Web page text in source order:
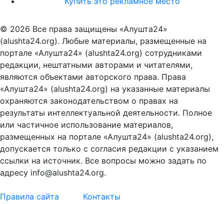
© 2026 Все права защищены «Алушта24»
(alushta24.org). Любые материалы, размещенные на
портале «Алушта24» (alushta24.org) сотрудниками
редакции, нештатными авторами и читателями,
являются объектами авторского права. Права
«Алушта24» (alushta24.org) на указанные материалы
охраняются законодательством о правах на
результаты интеллектуальной деятельности. Полное
или частичное использование материалов,
размещенных на портале «Алушта24» (alushta24.org),
допускается только с согласия редакции с указанием
ссылки на источник. Все вопросы можно задать по
адресу info@alushta24.org.
Правила сайта Контакты